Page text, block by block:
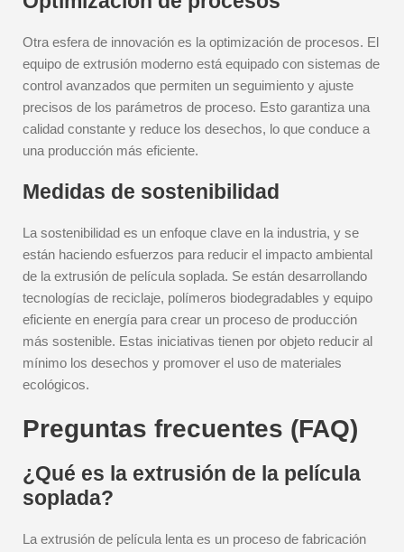
Otra esfera de innovación es la optimización de procesos. El
equipo de extrusión moderno está equipado con sistemas de
control avanzados que permiten un seguimiento y ajuste
precisos de los parámetros de proceso. Esto garantiza una
calidad constante y reduce los desechos, lo que conduce a
una producción más eficiente.
Medidas de sostenibilidad
La sostenibilidad es un enfoque clave en la industria, y se
están haciendo esfuerzos para reducir el impacto ambiental
de la extrusión de película soplada. Se están desarrollando
tecnologías de reciclaje, polímeros biodegradables y equipo
eficiente en energía para crear un proceso de producción
más sostenible. Estas iniciativas tienen por objeto reducir al
mínimo los desechos y promover el uso de materiales
ecológicos.
Preguntas frecuentes (FAQ)
¿Qué es la extrusión de la película
soplada?
La extrusión de película lenta es un proceso de fabricación